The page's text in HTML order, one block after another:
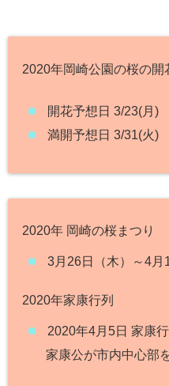
2020年岡崎公園の桜の開
開花予想日 3/23(月)
満開予想日 3/31(火)
2020年 岡崎の桜まつり
3月26日（木）～4月
2020年家康行列
2020年4月5日 家康
家康公が市内中心部